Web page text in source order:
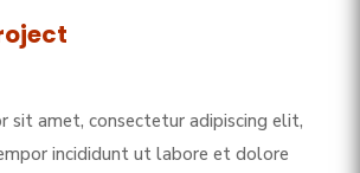
sit amet, consectetur adipiscing elit,
incididunt ut labore et dolore